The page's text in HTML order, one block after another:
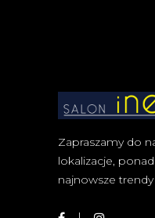
Zapraszamy do
lokalizacje,
najnowsze